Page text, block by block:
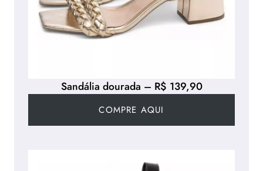
Sandália dourada – R$ 139,90
COMPRE AQUI